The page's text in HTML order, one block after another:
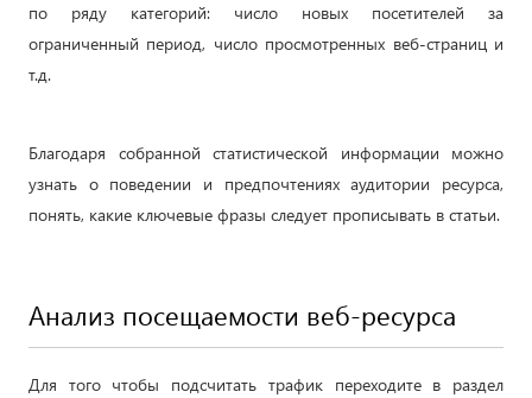
по ряду категорий: число новых посетителей за
ограниченный период, число просмотренных веб-страниц и
т.д.
Благодаря собранной статистической информации можно
узнать о поведении и предпочтениях аудитории ресурса,
понять, какие ключевые фразы следует прописывать в статьи.
Анализ посещаемости веб-ресурса
Для того чтобы подсчитать трафик переходите в раздел